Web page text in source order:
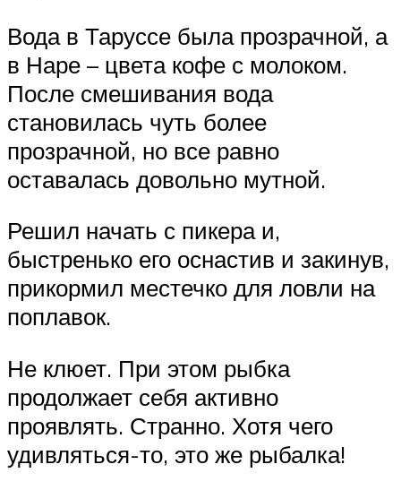
Вода в Таруссе была прозрачной, а
в Наре – цвета кофе с молоком.
После сме­шивания вода
становилась чуть более
прозрачной, но все равно
оставалась до­вольно мутной.
Решил начать с пикера и,
быстренько его оснастив и закинув,
прикормил ме­стечко для ловли на
поплавок.
Не клюет. При этом рыбка
продолжа­ет себя активно
проявлять. Странно. Хотя чего
удивляться-то, это же рыбалка!